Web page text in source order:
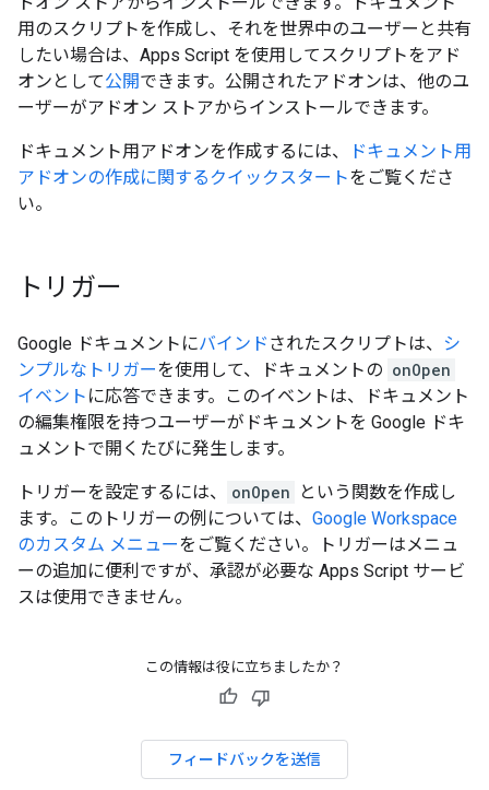
用のスクリプトを作成し、それを世界中のユーザーと共有
したい場合は、Apps Script を使用してスクリプトをアド
オンとして公開できます。公開されたアドオンは、他のユ
ーザーがアドオン ストアからインストールできます。
ドキュメント用アドオンを作成するには、
ドキュメント用
アドオンの作成に関するクイックスタートをご覧くださ
い。
トリガー
Google ドキュメントにバインド されたスクリプトは、
シ
ンプルなトリガーを使用して、ドキュメントの onOpen
イベント に応答できます。このイベントは、ドキュメント
の編集権限を持つユーザーがドキュメントを Google ドキ
ュメントで開くたびに発生します。
トリガーを設定するには、 onOpen
という関数を作成し
ます。このトリガーの例については、 Google Workspace
のカスタム メニューをご覧ください。トリガーはメニュ
ーの追加に便利ですが、承認が必要な Apps Script サービ
スは使用できません。
この情報は役に立ちましたか？
フィードバックを送信